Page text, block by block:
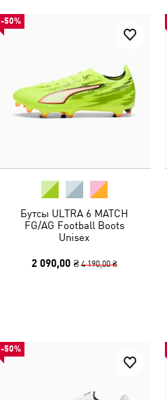
-50%
Бутсы ULTRA 6 MATCH
FG/AG Football Boots
Unisex
2 090,00 ₴ 4 190,00 ₴
-50%